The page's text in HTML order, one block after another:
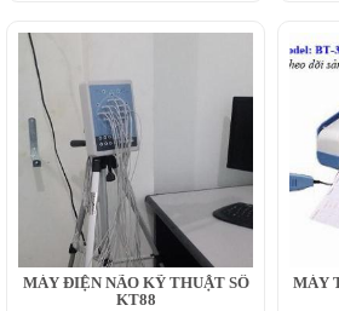
MÁY ĐIỆN NÃO KỸ THUẬT SỐ
KT88
MÁY